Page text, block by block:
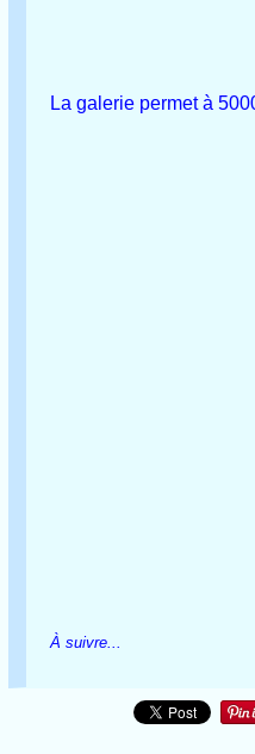
La galerie permet à
Vue d'une
À suivre...